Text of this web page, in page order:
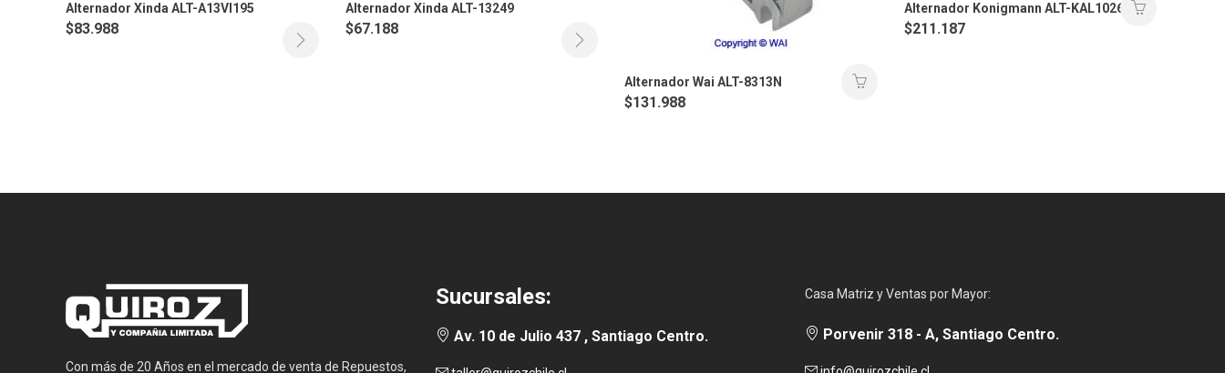
Alternador Xinda ALT-A13VI195
$83.988
Alternador Xinda ALT-13249
$67.188
Alternador Wai ALT-8313N
$131.988
Alternador Konigmann ALT-KAL1026
$211.187
Con más de 20 Años en el mercado de venta de Repuestos,
Sucursales:
Av. 10 de Julio 437 , Santiago Centro.
Casa Matriz y Ventas por Mayor:
Porvenir 318 - A, Santiago Centro.